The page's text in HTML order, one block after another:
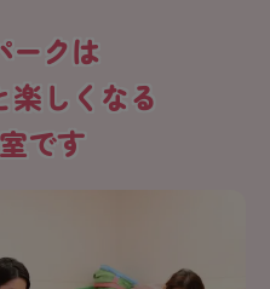
り入れた効果的な学び方を紹
を支える親の関わり方のポイ
います。数字を通して「わか
ークは
楽しくなる
です